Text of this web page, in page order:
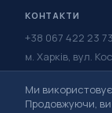
КОНТАКТИ
+38 067 422 23 73
м. Харків, вул.
Написати в
Написати у Viber
Ми
Продовжуючи,